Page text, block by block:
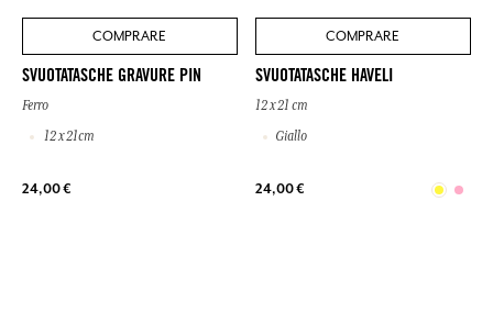
COMPRARE
SVUOTATASCHE GRAVURE PIN
Ferro
12 x 21cm
24,00 €
COMPRARE
SVUOTATASCHE HAVELI
12 x 21 cm
Giallo
24,00 €